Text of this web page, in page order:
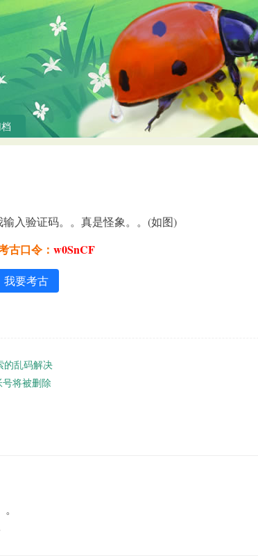
入验证码。。真是怪象。。(如图)
古口令： w0SnCF
我要考古
的乱码解决
将被删除